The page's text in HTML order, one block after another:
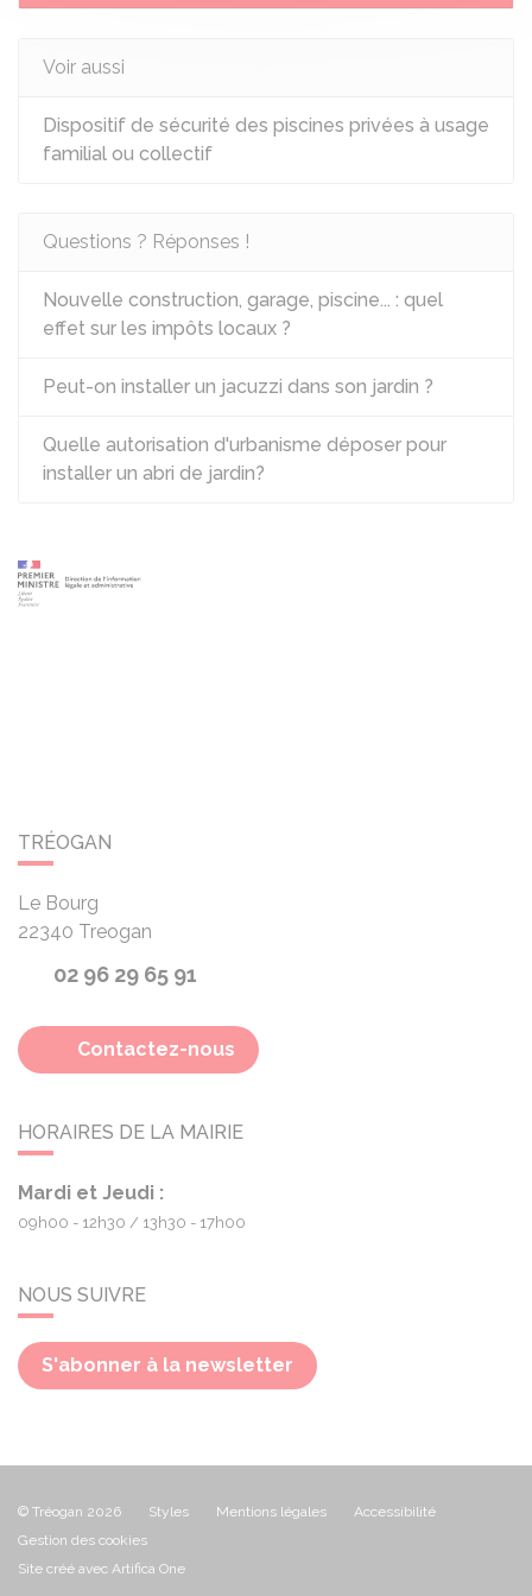
Voir aussi
Dispositif de sécurité des piscines privées à usage
familial ou collectif
Questions ? Réponses !
Nouvelle construction, garage, piscine... : quel
effet sur les impôts locaux ?
Peut-on installer un jacuzzi dans son jardin ?
Quelle autorisation d'urbanisme déposer pour
installer un abri de jardin?
TRÉOGAN
Le Bourg
22340 Treogan
02 96 29 65 91
Contactez-nous
HORAIRES DE LA MAIRIE
Mardi et Jeudi :
09h00 - 12h30 13h30 - 17h00
NOUS SUIVRE
S'abonner à la newsletter
© Tréogan 2026 Styles Mentions légales
Accessibilité
Gestion des cookies
Site créé avec Artifica One